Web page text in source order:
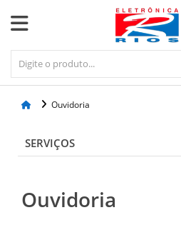
Ouvidoria
SERVIÇOS
Ouvidoria